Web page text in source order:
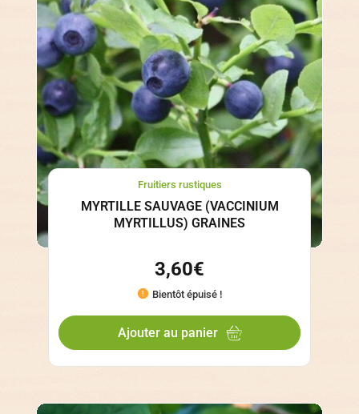
Fruitiers rustiques
MYRTILLE SAUVAGE (VACCINIUM
MYRTILLUS) GRAINES
3,60€
Bientôt épuisé !
Ajouter au panier